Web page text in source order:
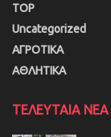
TOP
Uncategorized
ΑΓΡΟΤΙΚΑ
ΑΘΛΗΤΙΚΑ
ΤΕΛΕΥΤΑΙΑ ΝΕΑ